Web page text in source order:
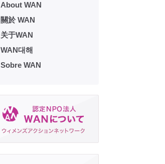
About WAN
關於 WAN
关于WAN
WAN대해
Sobre WAN